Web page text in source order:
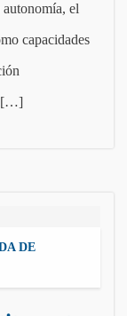
el
capacidades
[…]
DE